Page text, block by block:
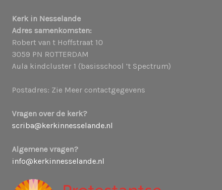
Kerk in Nesselande
Adres samenkomsten:
Robert van t Hoffstraat 10
3059 PN ROTTERDAM
Aula kindcluster 1 (basisschool ’t Spectrum)
Postadres: Zie Meer contactgegevens
Vragen over de kerk?
scriba@kerkinnesselande.nl
Algemene vragen?
info@kerkinnesselande.nl